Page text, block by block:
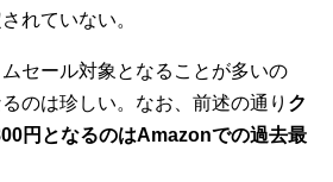
れていない。
セール対象となることが多いの
のは珍しい。なお、前述の通り ク
円となるのはAmazonでの過去最